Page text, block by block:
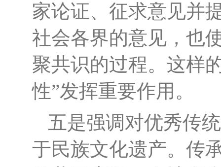
家论证、征求意见并
社会各界的意见，也
聚共识的过程。这样
性”发挥重要作用。
五是强调对优秀传
于民族文化遗产。传